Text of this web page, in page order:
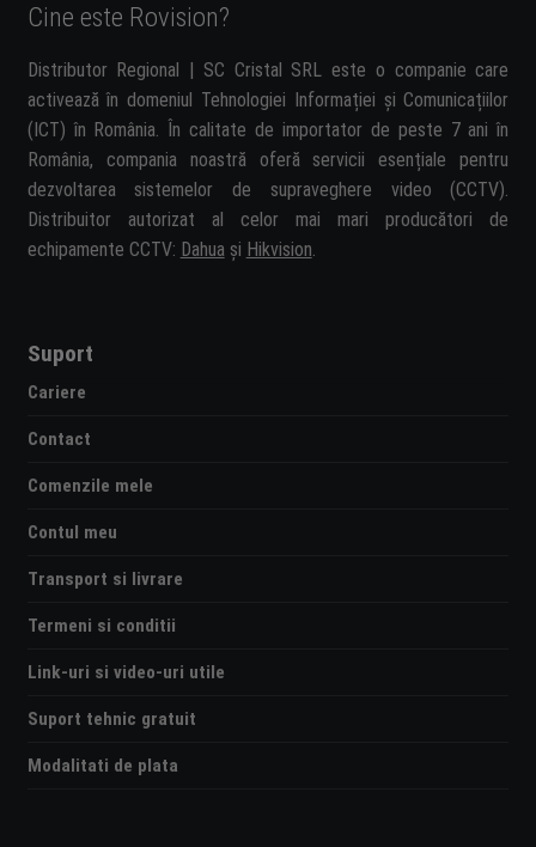
Cine este Rovision?
Distributor Regional | SC Cristal SRL este o companie care
activează în domeniul Tehnologiei Informației și Comunicațiilor
(ICT) în România. În calitate de importator de peste 7 ani în
România, compania noastră oferă servicii esențiale pentru
dezvoltarea sistemelor de supraveghere video (CCTV).
Distribuitor autorizat al celor mai mari producători de
echipamente CCTV: Dahua și Hikvision
Suport
Cariere
Contact
Comenzile mele
Contul meu
Transport si livrare
Termeni si conditii
Link-uri si video-uri utile
Suport tehnic gratuit
Modalitati de plata